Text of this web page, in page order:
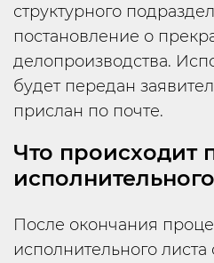
структурного
постановление о
делопроизводства.
будет передан
прислан по почте.
Что происходит
После окончания
исполнительного